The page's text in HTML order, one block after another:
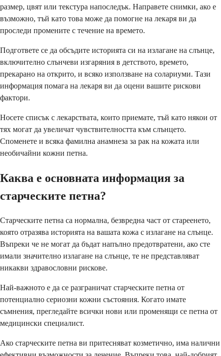
размер, цвят или текстура напоследък. Направете снимки, ако е
възможно, тъй като това може да помогне на лекаря ви да
проследи промените с течение на времето.
Подгответе се да обсъдите историята си на излагане на слънце,
включително слънчеви изгаряния в детството, времето,
прекарано на открито, и всяко използване на солариуми. Тази
информация помага на лекаря ви да оцени вашите рискови
фактори.
Носете списък с лекарствата, които приемате, тъй като някои от
тях могат да увеличат чувствителността към слънцето.
Споменете и всяка фамилна анамнеза за рак на кожата или
необичайни кожни петна.
Каква е основната информация за
старческите петна?
Старческите петна са нормална, безвредна част от стареенето,
която отразява историята на вашата кожа с излагане на слънце.
Въпреки че не могат да бъдат напълно предотвратени, ако сте
имали значително излагане на слънце, те не представляват
никакви здравословни рискове.
Най-важното е да се разграничат старческите петна от
потенциално сериозни кожни състояния. Когато имате
съмнения, прегледайте всички нови или променящи се петна от
медицински специалист.
Ако старческите петна ви притесняват козметично, има налични